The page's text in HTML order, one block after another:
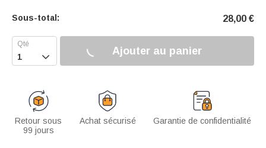
Sous-total: 28,00 €
 Ajouter au panier
Retour sous
99 jours
Achat sécurisé Garantie de confidentialité